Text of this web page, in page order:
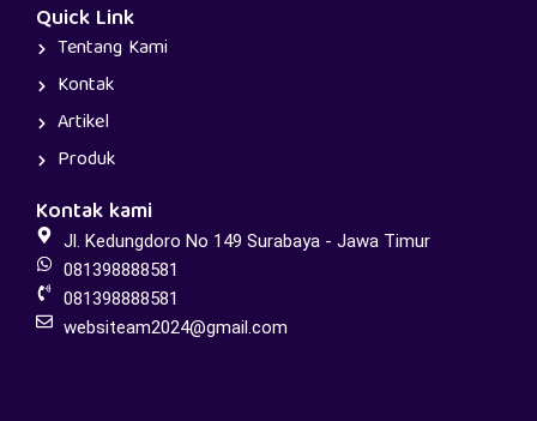
Quick Link
Tentang Kami
Kontak
Artikel
Produk
Kontak kami
Jl. Kedungdoro No 149 Surabaya - Jawa Timur
081398888581
081398888581
websiteam2024@gmail.com